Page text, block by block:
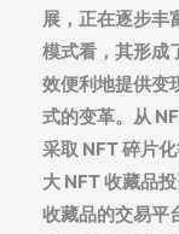
展，正在逐步丰
模式看，其形成
效便利地提供变
式的变革。从
采取 NFT 碎片
大 NFT 收藏品
收藏品的交易平